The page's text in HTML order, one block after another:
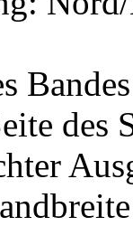
des